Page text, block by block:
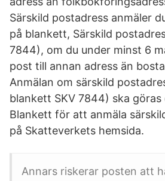
Särskild postadress anmäler
på blankett, Särskild
7844), om du under minst 6
post till annan adress än
Anmälan om särskild
blankett SKV 7844) ska
Blankett för att anmäla
på Skatteverkets hemsida.
Annars riskerar posten att